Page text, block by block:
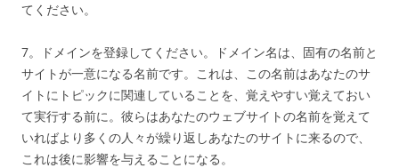
てください。
7。ドメインを登録してください。ドメイン名は、固有の名前と
サイトが一意になる名前です。これは、この名前はあなたのサ
イトにトピックに関連していることを、覚えやすい覚えておい
て実行する前に。彼らはあなたのウェブサイトの名前を覚えて
いればより多くの人々が繰り返しあなたのサイトに来るので、
これは後に影響を与えることになる。